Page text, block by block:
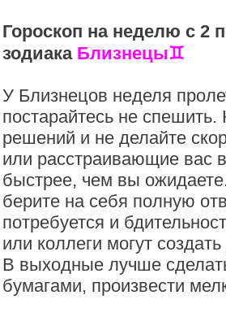
Гороскоп на неделю с 2
зодиака Близнецы♊️
У Близнецов неделя
постарайтесь не
решений и не делайте
или расстраивающие вас
быстрее, чем вы
берите на себя полную
потребуется и
или коллеги могут
В выходные лучше
бумагами, произвести